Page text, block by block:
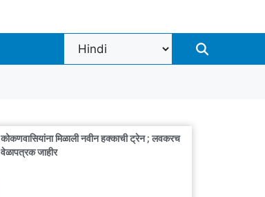
कोकणवासियांना मिळाली नवीन हक्काची ट्रेन ; लवकरच
वेळापत्रक जाहीर